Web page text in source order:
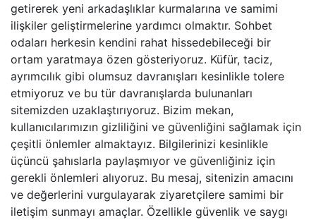
getirerek yeni arkadaşlıklar kurmalarına ve samimi
ilişkiler geliştirmelerine yardımcı olmaktır. Sohbet
odaları herkesin kendini rahat hissedebileceği bir
ortam yaratmaya özen gösteriyoruz. Küfür, taciz,
ayrımcılık gibi olumsuz davranışları kesinlikle tolere
etmiyoruz ve bu tür davranışlarda bulunanları
sitemizden uzaklaştırıyoruz. Bizim mekan,
kullanıcılarımızın gizliliğini ve güvenliğini sağlamak için
çeşitli önlemler almaktayız. Bilgilerinizi kesinlikle
üçüncü şahıslarla paylaşmıyor ve güvenliğiniz için
gerekli önlemleri alıyoruz. Bu mesaj, sitenizin amacını
ve değerlerini vurgulayarak ziyaretçilere samimi bir
iletişim sunmayı amaçlar. Özellikle güvenlik ve saygı